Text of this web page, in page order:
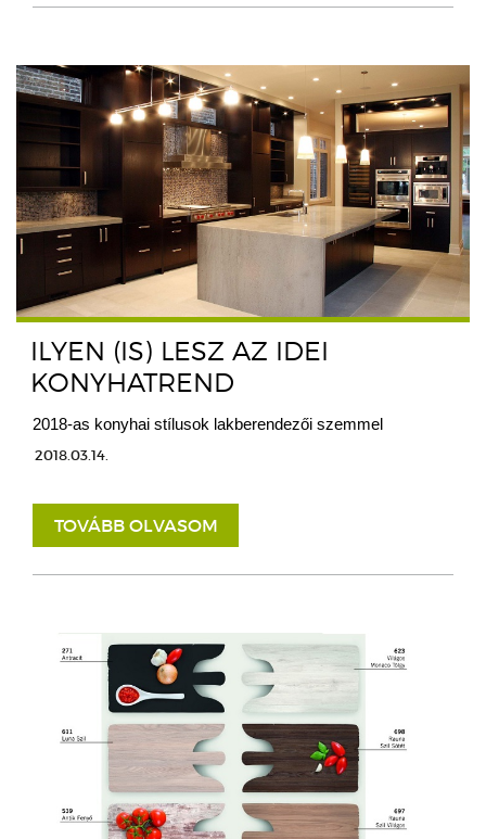
ILYEN (IS) LESZ AZ IDEI
KONYHATREND
2018-as konyhai stílusok lakberendezői szemmel
2018.03.14.
TOVÁBB OLVASOM